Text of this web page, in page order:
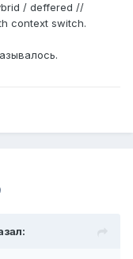
/ deffered //
context switch.